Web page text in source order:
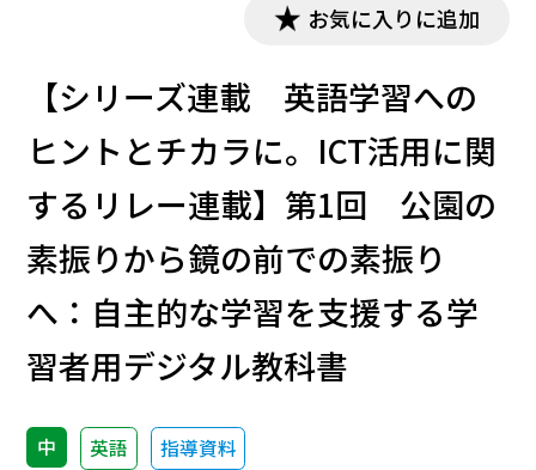
お気に入りに追加
【シリーズ連載 英語学習への
ヒントとチカラに。ICT活用に関
するリレー連載】第1回 公園の
素振りから鏡の前での素振り
へ：自主的な学習を支援する学
習者用デジタル教科書
中 英語 指導資料